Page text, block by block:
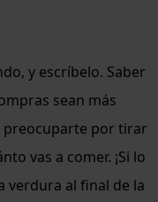
y escríbelo. Saber
sean más
preocuparte por tirar
vas a comer. ¡Si lo
verdura al final de la